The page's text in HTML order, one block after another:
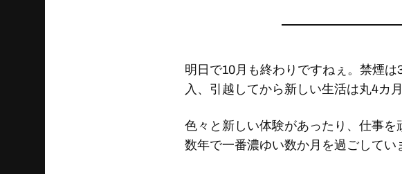
明日で10月も終わりですねぇ。禁煙
入、引越してから新しい生活は丸4カ
色々と新しい体験があったり、仕事
数年で一番濃ゆい数か月を過ごしてい